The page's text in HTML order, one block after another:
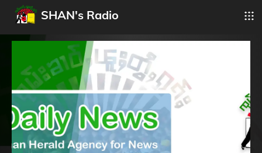
SHAN's Radio